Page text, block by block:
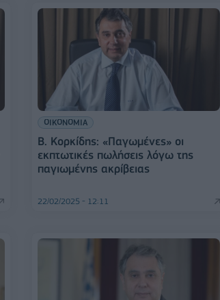
ΟΙΚΟΝΟΜΙΑ
Β. Κορκίδης: «Παγωμένες» οι
εκπτωτικές πωλήσεις λόγω της
παγιωμένης ακρίβειας
22/02/2025 - 12:11